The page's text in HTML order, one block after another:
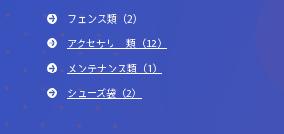
フェンス類（2）
アクセサリー類（12）
メンテナンス類（1）
シューズ袋（2）